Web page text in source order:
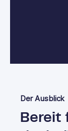
Der Ausblick
Bereit